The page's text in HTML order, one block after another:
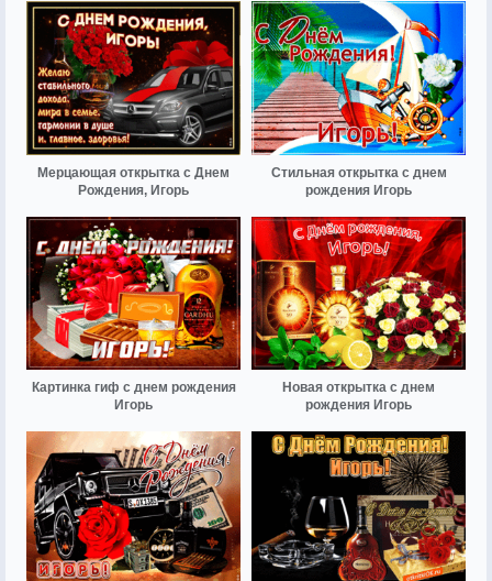
Мерцающая открытка с Днем
Рождения, Игорь
Стильная открытка с днем
рождения Игорь
Картинка гиф с днем рождения
Игорь
Новая открытка с днем
рождения Игорь